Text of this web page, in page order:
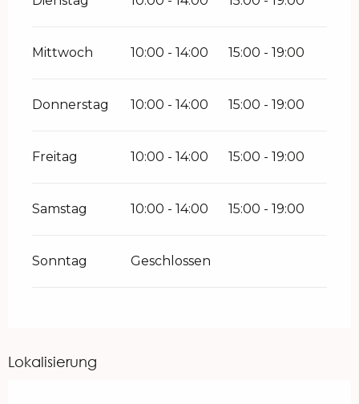
Mittwoch 10:00 - 14:00 15:00 - 19:00
Donnerstag 10:00 - 14:00 15:00 - 19:00
Freitag 10:00 - 14:00 15:00 - 19:00
Samstag 10:00 - 14:00 15:00 - 19:00
Sonntag Geschlossen
Lokalisierung